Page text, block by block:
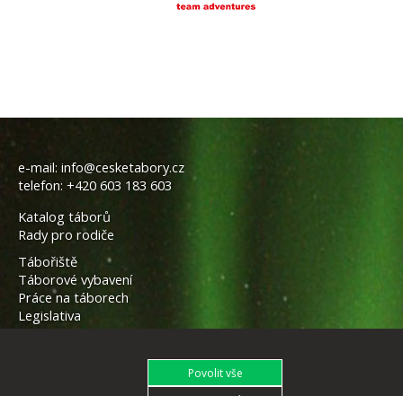
e-mail: info@cesketabory.cz
telefon: +420 603 183 603
Katalog táborů
Rady pro rodiče
Tábořiště
Táborové vybavení
Práce na táborech
Legislativa